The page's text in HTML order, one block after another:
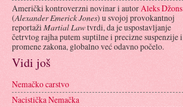
Američki kontroverzni novinar i autorAleks Džons
(Alexander Emerick Jones) u svojoj provokantnoj
reportažiMartial Lawtvrdi, da je uspostavljanje
četrvtog rajha putem suptilne i precizne suspenzije i
promene zakona, globalno već odavno počelo.
Vidi još
Nemačko carstvo
Nacistička Nemačka